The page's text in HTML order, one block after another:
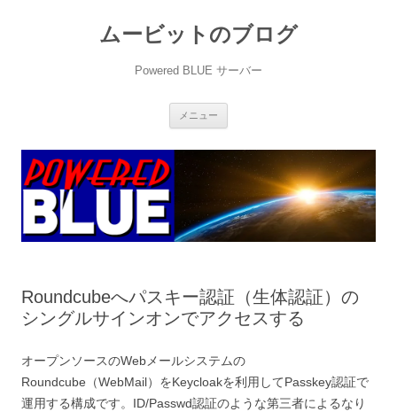
ムービットのブログ
Powered BLUE サーバー
メニュー
ツ
ッ
プ
Roundcubeへパスキー認証（生体認証）の
シングルサインオンでアクセスする
オープンソースのWebメールシステムの
Roundcube（WebMail）をKeycloakを利用してPasskey認証で
運用する構成です。ID/Passwd認証のような第三者によるなり